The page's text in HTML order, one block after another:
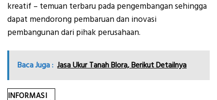
kreatif – temuan terbaru pada pengembangan sehingga
dapat mendorong pembaruan dan inovasi
pembangunan dari pihak perusahaan.
Baca Juga : Jasa Ukur Tanah Blora, Berikut Detailnya
INFORMASI